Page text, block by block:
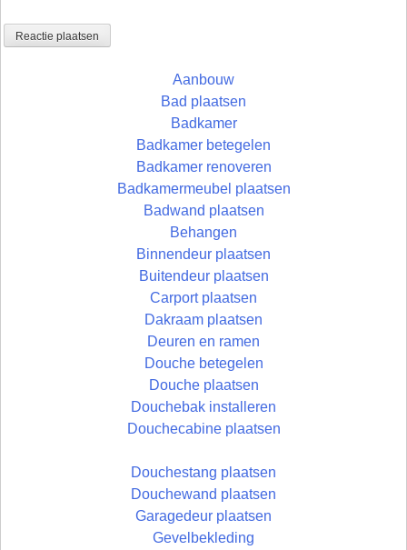
Aanbouw
Bad plaatsen
Badkamer
Badkamer betegelen
Badkamer renoveren
Badkamermeubel plaatsen
Badwand plaatsen
Behangen
Binnendeur plaatsen
Buitendeur plaatsen
Carport plaatsen
Dakraam plaatsen
Deuren en ramen
Douche betegelen
Douche plaatsen
Douchebak installeren
Douchecabine plaatsen
Douchestang plaatsen
Douchewand plaatsen
Garagedeur plaatsen
Gevelbekleding